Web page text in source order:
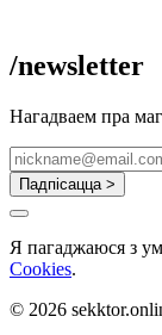
/newsletter
Нагадваем пра
Падпісацца >
Я пагаджаюся з
Cookies.
© 2026